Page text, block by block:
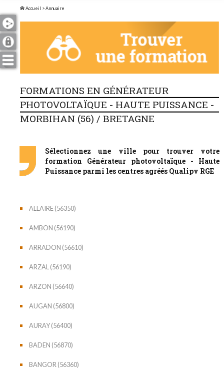
Accueil > Annuaire
FORMATIONS EN GÉNÉRATEUR
PHOTOVOLTAÏQUE - HAUTE PUISSANCE -
MORBIHAN (56) / BRETAGNE
Sélectionnez une ville pour trouver votre
formation Générateur photovoltaïque - Haute
Puissance parmi les centres agréés Qualipv RGE
ALLAIRE (56350)
AMBON (56190)
ARRADON (56610)
ARZAL (56190)
ARZON (56640)
AUGAN (56800)
AURAY (56400)
BADEN (56870)
BANGOR (56360)